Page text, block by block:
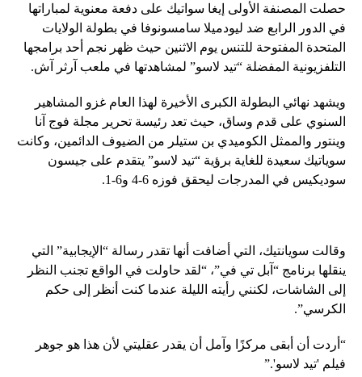
حصلت المصنفة الأولى إيغا سواتيك على دفعة معنوية لمباراتها
في الدور الرابع ضد ليودميلا سامسونوفا في بطولة الولايات
المتحدة المفتوحة للتنس يوم الاثنين حيث ظهر نجم أحد برامجها
التلفزيونية المفضلة “تيد لاسو” لمشاهدتها في ملعب آرثر آش.
ويشهد نهائي البطولة الكبرى الأخيرة لهذا العام غزو المشاهير
السنوي على قدم وساق، حيث تعد رئيسة تحرير مجلة فوج آنا
وينتور والممثل الكوميدي بن ستيلر من الضيوف الدائمين، وكانت
سوياتيك سعيدة للغاية برؤية “تيد لاسو” يتقدم على جيسون
سوديكيس في المدرجات ليحقق فوزه 6-4 و6-1.
وقالت سويانتيك، التي أضافت أنها تقدر رسالة “الإيجابية” التي
ينقلها برنامج “آبل تي في”، “لقد حاولت في الواقع تجنب النظر
إلى الشاشات، لكنني رأيته الليلة عندما كنت أنظر إلى حكم
الكرسي”.
“أردت أن أبقى مركزًا وآمل أن يقدر عقليتي لأن هذا هو جوهر
فيلم 'تيد لاسو'.”